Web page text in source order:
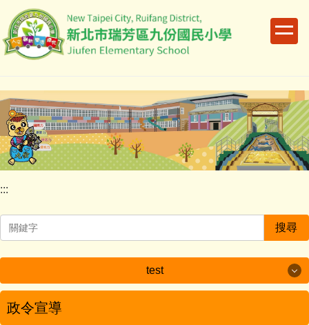
到
主
容
區
:::
搜尋
test
test
政令宣導